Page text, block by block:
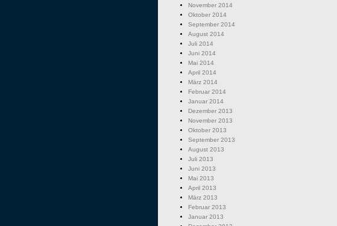
November 2014
Oktober 2014
September 2014
August 2014
Juli 2014
Juni 2014
Mai 2014
April 2014
März 2014
Februar 2014
Januar 2014
Dezember 2013
November 2013
Oktober 2013
September 2013
August 2013
Juli 2013
Juni 2013
Mai 2013
April 2013
März 2013
Februar 2013
Januar 2013